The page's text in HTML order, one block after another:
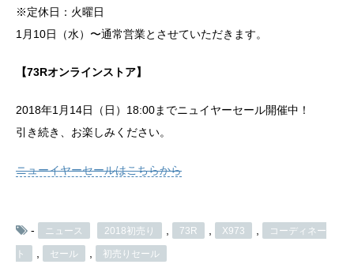
※定休日：火曜日
1月10日（水）〜通常営業とさせていただきます。
【73Rオンラインストア】
2018年1月14日（日）18:00までニュイヤーセール開催中！
引き続き、お楽しみください。
ニューイヤーセールはこちらから
- ニュース 2018初売り 73R X973 コーディネー
ト セール 初売りセール